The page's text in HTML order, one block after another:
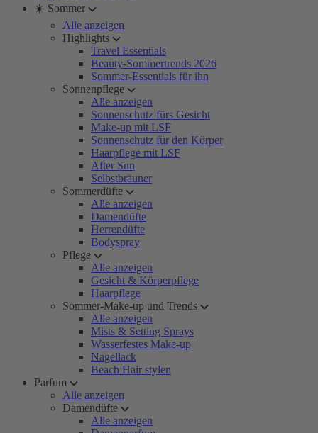
☀️ Sommer
Alle anzeigen
Highlights
Travel Essentials
Beauty-Sommertrends 2026
Sommer-Essentials für ihn
Sonnenpflege
Alle anzeigen
Sonnenschutz fürs Gesicht
Make-up mit LSF
Sonnenschutz für den Körper
Haarpflege mit LSF
After Sun
Selbstbräuner
Sommerdüfte
Alle anzeigen
Damendüfte
Herrendüfte
Bodyspray
Pflege
Alle anzeigen
Gesicht & Körperpflege
Haarpflege
Sommer-Make-up und Trends
Alle anzeigen
Mists & Setting Sprays
Wasserfestes Make-up
Nagellack
Beach Hair stylen
Parfum
Alle anzeigen
Damendüfte
Alle anzeigen